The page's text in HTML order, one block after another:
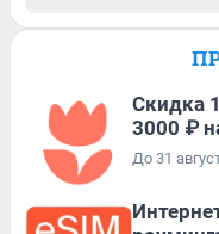
Скидка
3000 ₽
До 31